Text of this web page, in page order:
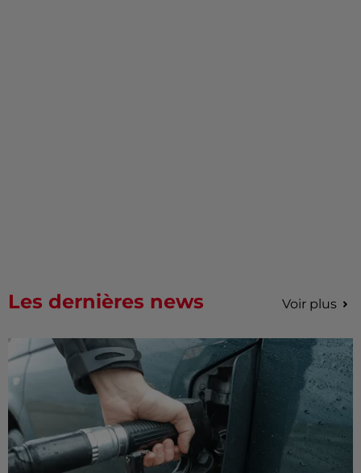
Les dernières news Voir plus